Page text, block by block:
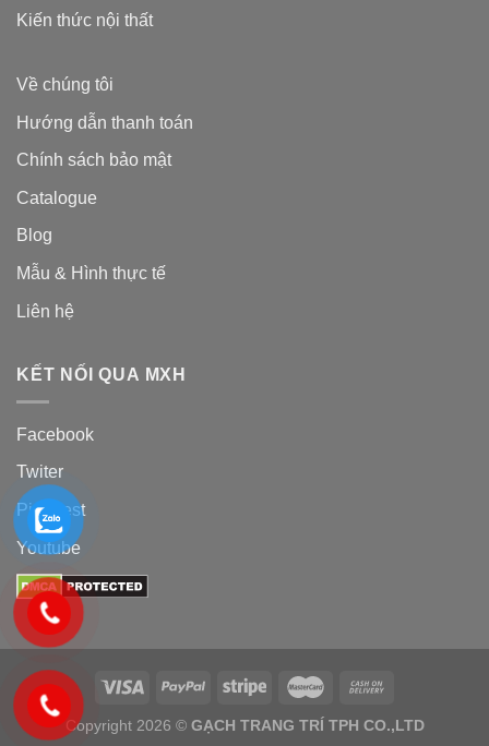
Kiến thức nội thất
Về chúng tôi
Hướng dẫn thanh toán
Chính sách bảo mật
Catalogue
Blog
Mẫu & Hình thực tế
Liên hệ
KẾT NỐI QUA MXH
Facebook
Twiter
Pinterest
Youtube
Copyright 2026 © GẠCH TRANG TRÍ TPH CO.,LTD